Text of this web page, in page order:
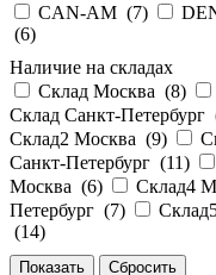
CAN-AM (7)
(6)
Наличие на складах
Склад Москва (8)
Склад Санкт-Петербург
Склад2 Москва (9)
Санкт-Петербург (11)
Москва (6) Склад4
Петербург (7)
(14)